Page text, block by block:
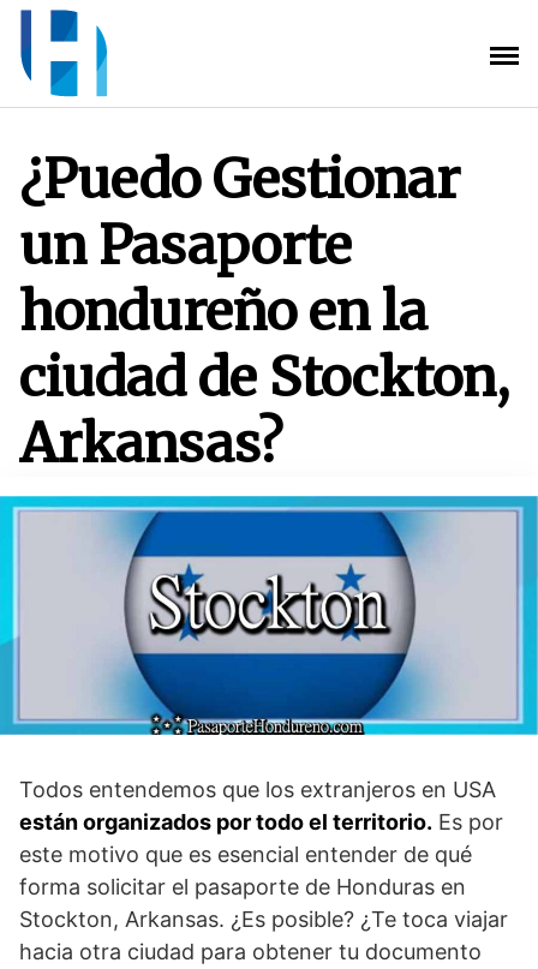
Saltar
contenido
¿Puedo Gestionar
un Pasaporte
hondureño en la
ciudad de Stockton,
Arkansas?
Todos entendemos que los extranjeros en USA
están organizados por todo el territorio. Es por
este motivo que es esencial entender de qué
forma solicitar el pasaporte de Honduras en
Stockton, Arkansas. ¿Es posible? ¿Te toca viajar
hacia otra ciudad para obtener tu documento